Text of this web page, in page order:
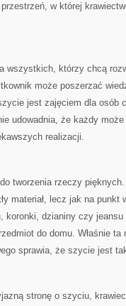
w której
wszystkich, którzy chcą
może poszerzać
jest zajęciem dla osób
udowadnia, że każdy
realizacji.
tworzenia rzeczy
materiał, lecz jak na punkt
koronki, dzianiny czy
do domu. Właśnie
sprawia, że szycie jest
stronę o szyciu,